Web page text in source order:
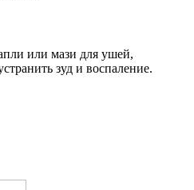
или мази для ушей,
зуд и воспаление.